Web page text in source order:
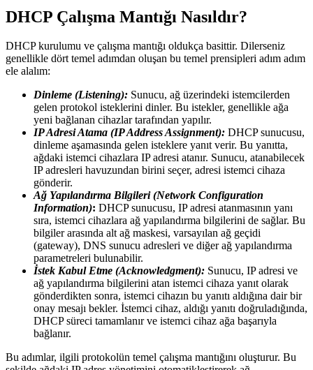
DHCP Çalışma Mantığı Nasıldır?
DHCP kurulumu ve çalışma mantığı oldukça basittir. Dilerseniz
genellikle dört temel adımdan oluşan bu temel prensipleri adım adım
ele alalım:
Dinleme (Listening): Sunucu, ağ üzerindeki istemcilerden
gelen protokol isteklerini dinler. Bu istekler, genellikle ağa
yeni bağlanan cihazlar tarafından yapılır.
IP Adresi Atama (IP Address Assignment): DHCP sunucusu,
dinleme aşamasında gelen isteklere yanıt verir. Bu yanıtta,
ağdaki istemci cihazlara IP adresi atanır. Sunucu, atanabilecek
IP adresleri havuzundan birini seçer, adresi istemci cihaza
gönderir.
Ağ Yapılandırma Bilgileri (Network Configuration
Information): DHCP sunucusu, IP adresi atanmasının yanı
sıra, istemci cihazlara ağ yapılandırma bilgilerini de sağlar. Bu
bilgiler arasında alt ağ maskesi, varsayılan ağ geçidi
(gateway), DNS sunucu adresleri ve diğer ağ yapılandırma
parametreleri bulunabilir.
İstek Kabul Etme (Acknowledgment): Sunucu, IP adresi ve
ağ yapılandırma bilgilerini atan istemci cihaza yanıt olarak
gönderdikten sonra, istemci cihazın bu yanıtı aldığına dair bir
onay mesajı bekler. İstemci cihaz, aldığı yanıtı doğruladığında,
DHCP süreci tamamlanır ve istemci cihaz ağa başarıyla
bağlanır.
Bu adımlar, ilgili protokolün temel çalışma mantığını oluşturur. Bu